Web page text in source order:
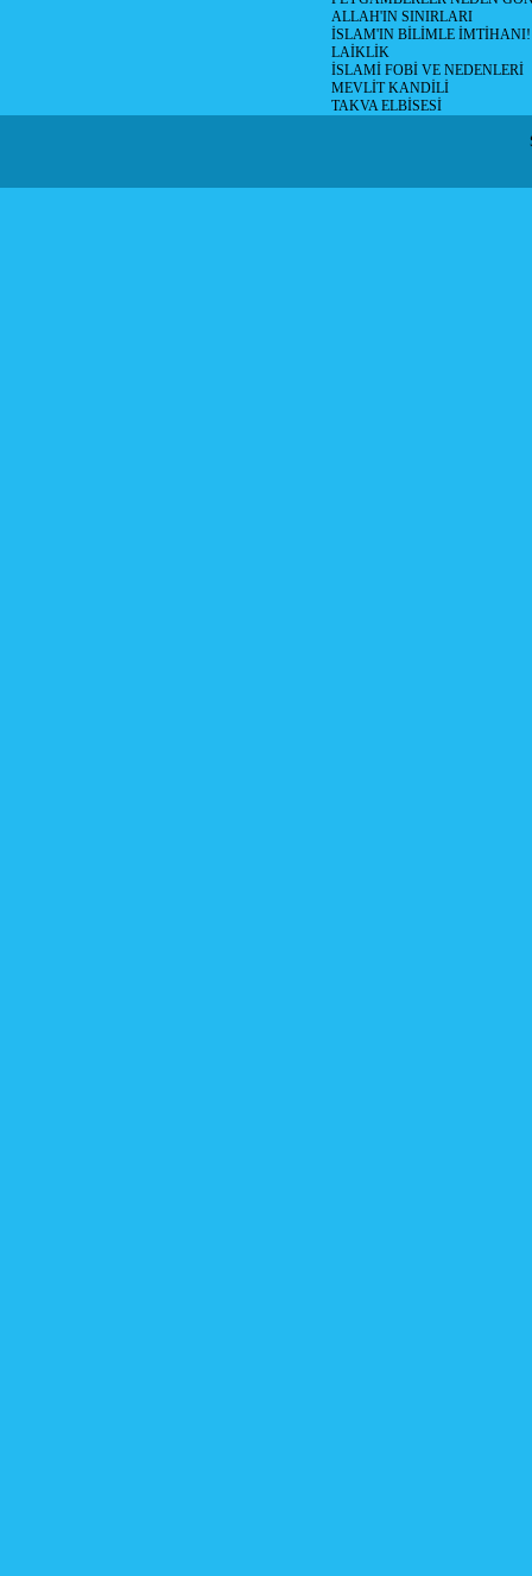
ALLAH'IN SINIRLARI
İSLAM'IN BİLİMLE İMTİHANI!
LAİKLİK
İSLAMİ FOBİ VE NEDENLERİ
MEVLİT KANDİLİ
TAKVA ELBİSESİ